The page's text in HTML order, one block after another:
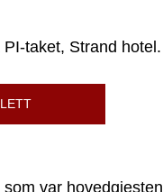
taket, Strand hotel.
var